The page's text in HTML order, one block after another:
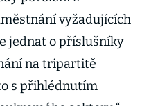
vyžadujících
jednat o příslušníky
na tripartitě
s přihlédnutím